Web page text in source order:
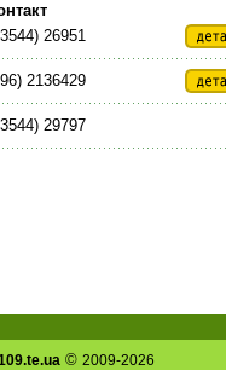
26951
2136429
29797
© 2009-2026